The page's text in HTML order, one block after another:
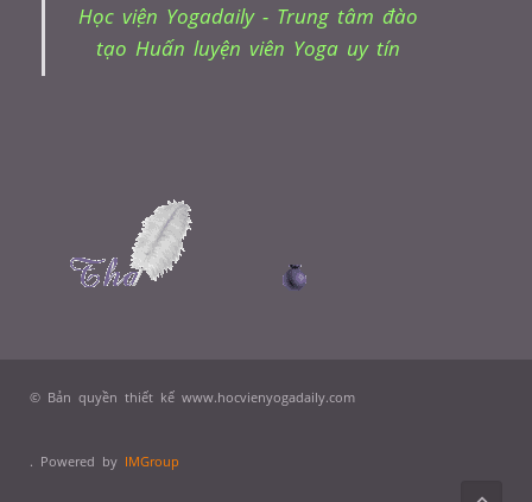
Học viện Yogadaily - Trung tâm đào
tạo Huấn luyện viên Yoga uy tín
© Bản quyền thiết kế www.hocvienyogadaily.com
. Powered by IMGroup